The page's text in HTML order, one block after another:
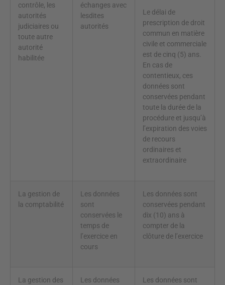
contrôle, les
autorités
judiciaires ou
toute autre
autorité
habilitée
échanges avec
lesdites
autorités
Le délai de
prescription de droit
commun en matière
civile et commerciale
est de cinq (5) ans.
En cas de
contentieux, ces
données sont
conservées pendant
toute la durée de la
procédure et jusqu’à
l’expiration des voies
de recours
ordinaires et
extraordinaire
La gestion de
la comptabilité
Les données
sont
conservées le
temps de
l’exercice en
cours
Les données sont
conservées pendant
dix (10) ans à
compter de la
clôture de l’exercice
La gestion des
Les données
Les données sont